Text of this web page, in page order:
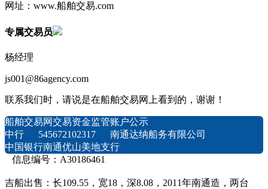
网址：www.船舶交易.com
专属交易员
杨经理
js001@86agency.com
联系我们时，请说是在船舶交易网上看到的，谢谢！
船舶交易网交易资金监管账户公示
中行 545672102317 南通达纳船务有限公司
中国银行南通优山美地支行
信息编号：A30186461
吉船出售：长109.55，宽18，深8.08，2011年南通造，两台